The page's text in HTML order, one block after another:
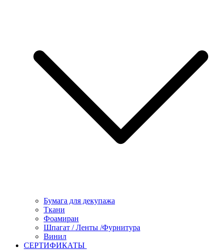
Бумага для декупажа
Ткани
Фоамиран
Шпагат / Ленты /Фурнитура
Винил
СЕРТИФИКАТЫ